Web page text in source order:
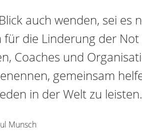
auch wenden, sei es
die Linderung der
Coaches und
gemeinsam
in der Welt zu leisten.
Munsch